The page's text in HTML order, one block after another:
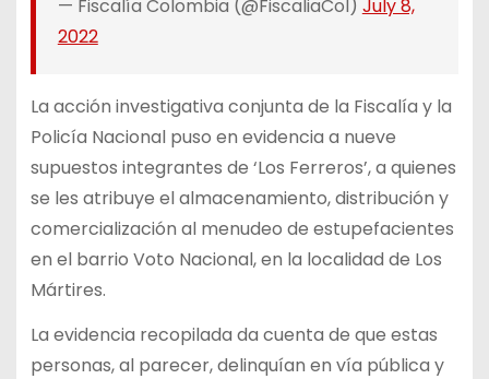
— Fiscalía Colombia (@FiscaliaCol) July 8,
2022
La acción investigativa conjunta de la Fiscalía y la
Policía Nacional puso en evidencia a nueve
supuestos integrantes de ‘Los Ferreros’, a quienes
se les atribuye el almacenamiento, distribución y
comercialización al menudeo de estupefacientes
en el barrio Voto Nacional, en la localidad de Los
Mártires.
La evidencia recopilada da cuenta de que estas
personas, al parecer, delinquían en vía pública y